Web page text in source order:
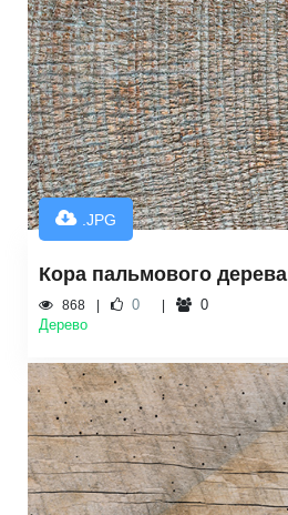
.JPG
Кора пальмового дерева
868 0
0
Дерево